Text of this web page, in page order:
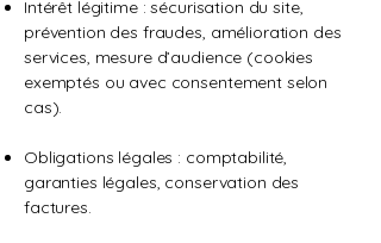
Intérêt légitime : sécurisation du site,
prévention des fraudes, amélioration des
services, mesure d’audience (cookies
exemptés ou avec consentement selon
cas).
Obligations légales : comptabilité,
garanties légales, conservation des
factures.